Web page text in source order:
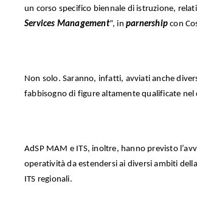
un corso specifico biennale di istruzione,
Services Management”, inparnership con
Non solo. Saranno, infatti, avviati anche
fabbisogno di figure altamente qualificate
AdSP MAM e ITS, inoltre, hanno previsto
operatività da estendersi ai diversi ambiti
ITS regionali.